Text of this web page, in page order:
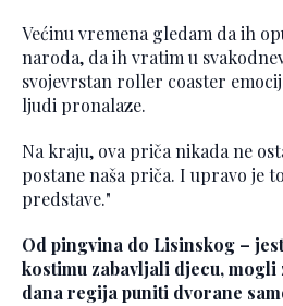
Većinu vremena gledam da ih
naroda, da ih vratim u
svojevrstan roller coaster
ljudi pronalaze.
Na kraju, ova priča nikada ne
postane naša priča. I upravo je
predstave."
Od pingvina do Lisinskog –
kostimu zabavljali djecu,
dana regija puniti dvorane